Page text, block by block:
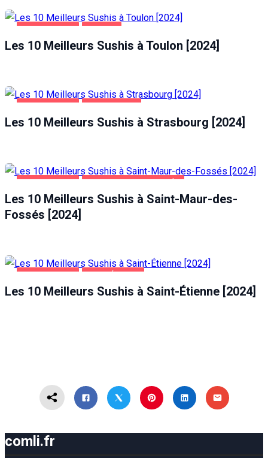
Les 10 Meilleurs Sushis à Toulon [2024]
Les 10 Meilleurs Sushis à Strasbourg [2024]
Les 10 Meilleurs Sushis à Saint-Maur-des-
Fossés [2024]
Les 10 Meilleurs Sushis à Saint-Étienne [2024]
comli.fr